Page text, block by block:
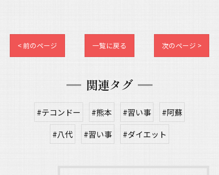
< 前のページ 一覧に戻る 次のページ >
関連タグ
#テコンドー #熊本 #習い事
#阿蘇
#八代
#習い事 #ダイエット